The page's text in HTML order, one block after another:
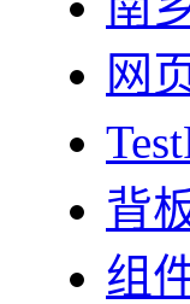
网
背
组